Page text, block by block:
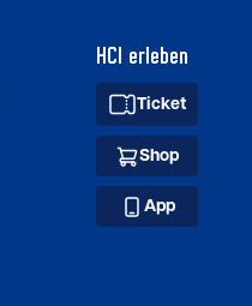
HCI erleben
Ticket
Shop
App